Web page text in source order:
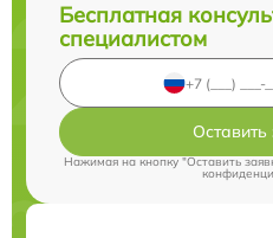
Бесплатная
специалистом
Оставить
Нажимая на кнопку "Оставить